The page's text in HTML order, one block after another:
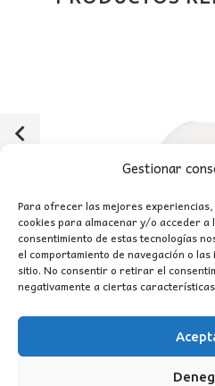
Gestionar
Para ofrecer las mejores
cookies para almacenar y/o acceder a
consentimiento de estas tecnologías
el comportamiento de navegación o
sitio. No consentir o retirar el
negativamente a ciertas